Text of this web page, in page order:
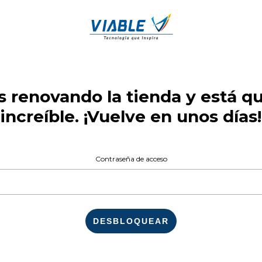
renovando la tienda y está
increíble. ¡Vuelve en unos días!
Contraseña de acceso
DESBLOQUEAR